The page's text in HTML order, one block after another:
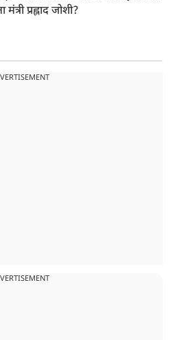
मंत्री प्रह्लाद जोशी?